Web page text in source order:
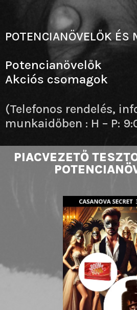
PIACVEZETŐ
POTENCIANÖVELŐK ÉS
Potencianövelők
Akciós csomagok
(Telefonos rendelés,
munkaidőben : H – P: